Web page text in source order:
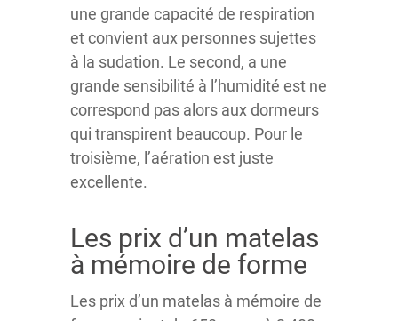
une grande capacité de respiration
et convient aux personnes sujettes
à la sudation. Le second, a une
grande sensibilité à l’humidité est ne
correspond pas alors aux dormeurs
qui transpirent beaucoup. Pour le
troisième, l’aération est juste
excellente.
Les prix d’un matelas
à mémoire de forme
Les prix d’un matelas à mémoire de